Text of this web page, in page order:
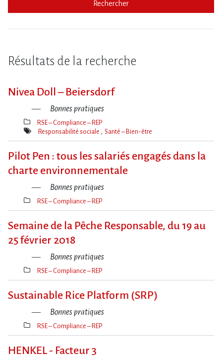
Rechercher
Résultats de la recherche
Nivea Doll – Beiersdorf
Bonnes pratiques
Thèmes(s)
RSE – Compliance – REP
Mot(s)-
Responsabilité sociale Santé – Bien-être
Pilot Pen : tous les salariés engagés dans la
charte environnementale
Bonnes pratiques
Thèmes(s)
RSE – Compliance – REP
Semaine de la Pêche Responsable, du 19 au
25 février 2018
Bonnes pratiques
Thèmes(s)
RSE – Compliance – REP
Sustainable Rice Platform (SRP)
Bonnes pratiques
Thèmes(s)
RSE – Compliance – REP
HENKEL - Facteur 3